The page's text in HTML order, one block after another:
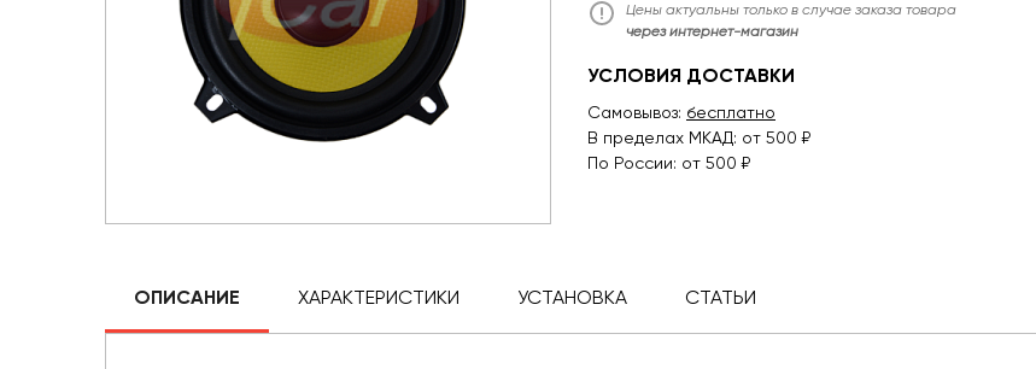
Цены актуальны только в случае заказа товара
через интернет-магазин
УСЛОВИЯ ДОСТАВКИ
Самовывоз: бесплатно
В пределах МКАД: от 500 ₽
По России: от 500 ₽
ОПИСАНИЕ ХАРАКТЕРИСТИКИ УСТАНОВКА СТАТЬИ